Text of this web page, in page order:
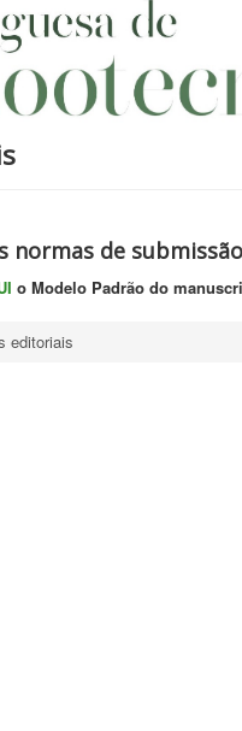
normas de submissão
o Modelo Padrão do
editoriais